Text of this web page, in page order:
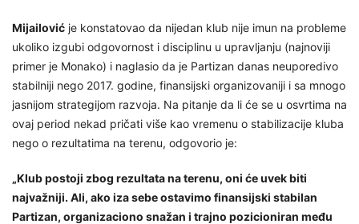
Mijailović je konstatovao da nijedan klub nije imun na probleme
ukoliko izgubi odgovornost i disciplinu u upravljanju (najnoviji
primer je Monako) i naglasio da je Partizan danas neuporedivo
stabilniji nego 2017. godine, finansijski organizovaniji i sa mnogo
jasnijom strategijom razvoja. Na pitanje da li će se u osvrtima na
ovaj period nekad pričati više kao vremenu o stabilizacije kluba
nego o rezultatima na terenu, odgovorio je:
„Klub postoji zbog rezultata na terenu, oni će uvek biti
najvažniji. Ali, ako iza sebe ostavimo finansijski stabilan
Partizan, organizaciono snažan i trajno pozicioniran među